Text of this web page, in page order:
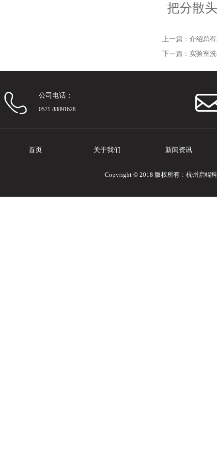
把分散
上一篇： 介绍总
下一篇： 实验室
公司电话：
0571-88891628
首页 关于我们 新闻资讯
Copyright © 2018 版权所有：杭州启鲲